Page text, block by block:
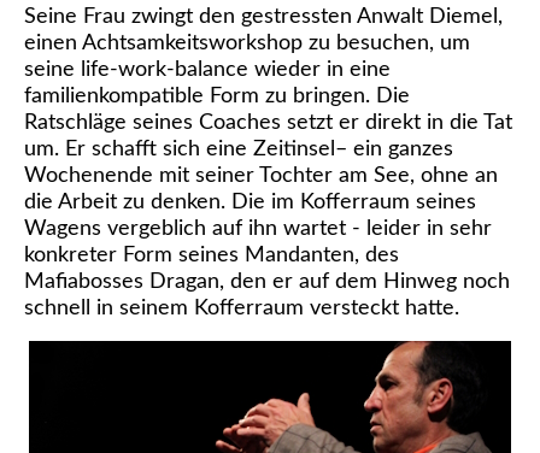
Seine Frau zwingt den gestressten Anwalt Diemel,
einen Achtsamkeitsworkshop zu besuchen, um
seine life-work-balance wieder in eine
familienkompatible Form zu bringen. Die
Ratschläge seines Coaches setzt er direkt in die Tat
um. Er schafft sich eine Zeitinsel– ein ganzes
Wochenende mit seiner Tochter am See, ohne an
die Arbeit zu denken. Die im Kofferraum seines
Wagens vergeblich auf ihn wartet - leider in sehr
konkreter Form seines Mandanten, des
Mafiabosses Dragan, den er auf dem Hinweg noch
schnell in seinem Kofferraum versteckt hatte.